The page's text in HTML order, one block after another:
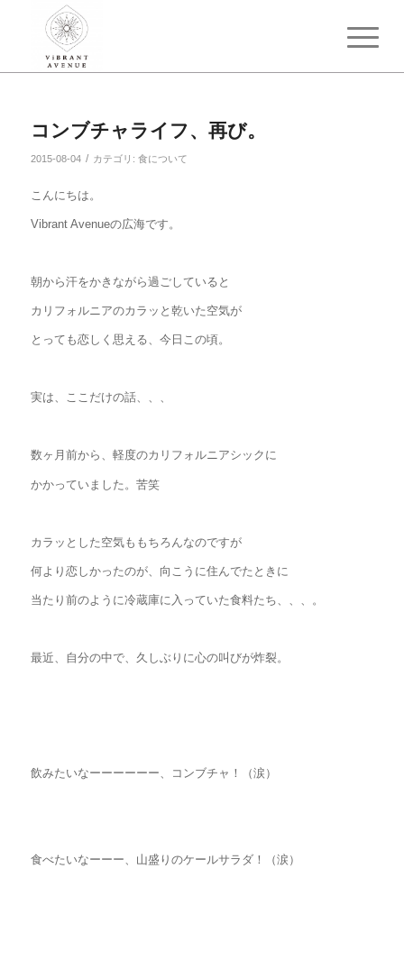
コンブチャライフ、再び。
2015-08-04 / カテゴリ: 食について
こんにちは。
Vibrant Avenueの広海です。
朝から汗をかきながら過ごしていると
カリフォルニアのカラッと乾いた空気が
とっても恋しく思える、今日この頃。
実は、ここだけの話、、、
数ヶ月前から、軽度のカリフォルニアシックに
かかっていました。苦笑
カラッとした空気ももちろんなのですが
何より恋しかったのが、向こうに住んでたときに
当たり前のように冷蔵庫に入っていた食料たち、、、。
最近、自分の中で、久しぶりに心の叫びが炸裂。
飲みたいなーーーーーー、コンブチャ！（涙）
食べたいなーーー、山盛りのケールサラダ！（涙）